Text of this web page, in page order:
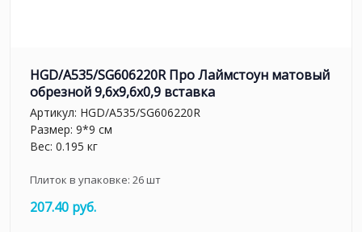
HGD/A535/SG606220R Про Лаймстоун матовый
обрезной 9,6x9,6x0,9 вставка
Артикул: HGD/A535/SG606220R
Размер: 9*9 см
Вес: 0.195 кг
Плиток в упаковке: 26шт
207.40 руб.